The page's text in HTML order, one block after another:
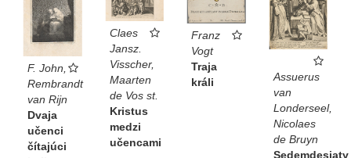
Franz
Vogt
Traja
králi
Assuerus
van
Londerseel,
Nicolaes
de Bruyn
Sedemdesiaty
F. John,
Rembrandt
van Rijn
Dvaja
učenci
čítajúci
Claes
Jansz.
Visscher,
Maarten
de Vos st.
Kristus
medzi
učencami